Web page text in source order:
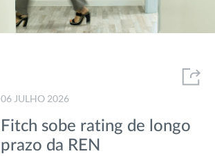
06 JULHO 2026
Fitch sobe rating de longo
prazo da REN